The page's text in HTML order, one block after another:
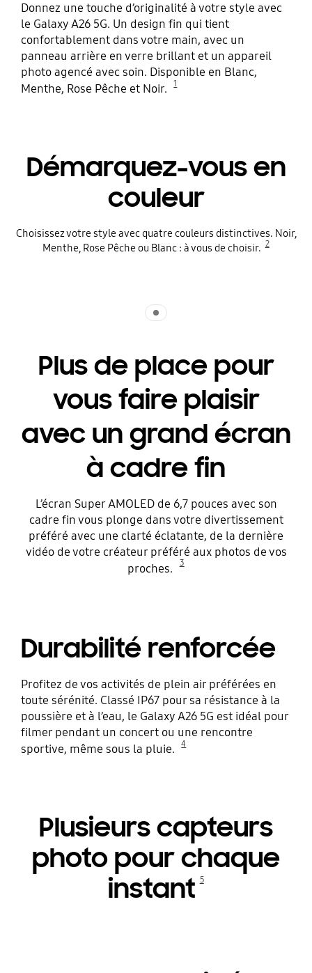
Donnez une touche d’originalité à votre style avec
le Galaxy A26 5G. Un design fin qui tient
confortablement dans votre main, avec un
panneau arrière en verre brillant et un appareil
photo agencé avec soin. Disponible en Blanc,
Menthe, Rose Pêche et Noir.
1
Démarquez-vous en
couleur
Choisissez votre style avec quatre couleurs distinctives. Noir,
Menthe, Rose Pêche ou Blanc : à vous de choisir. 2
Plus de place pour
vous faire plaisir
avec un grand écran
à cadre fin
L’écran Super AMOLED de 6,7 pouces avec son
cadre fin vous plonge dans votre divertissement
préféré avec une clarté éclatante, de la dernière
vidéo de votre créateur préféré aux photos de vos
proches.
3
Durabilité renforcée
Profitez de vos activités de plein air préférées en
toute sérénité. Classé IP67 pour sa résistance à la
poussière et à l’eau, le Galaxy A26 5G est idéal pour
filmer pendant un concert ou une rencontre
sportive, même sous la pluie.
4
Plusieurs capteurs
photo pour chaque
instant 5